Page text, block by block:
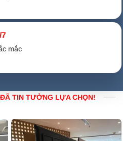
mắc
TIN TƯỞNG LỰA CHỌN!